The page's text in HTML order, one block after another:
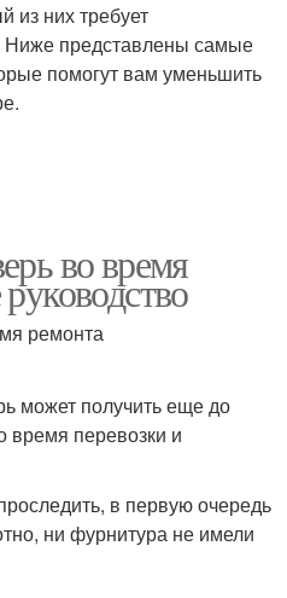
из них требует
Ниже представлены самые
помогут вам уменьшить
во время
ремонта
может получить еще до
время перевозки и
в первую очередь
ни фурнитура не имели